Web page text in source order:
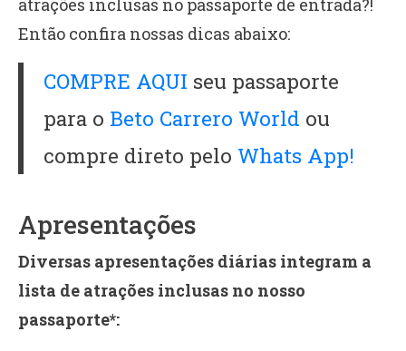
atrações inclusas no passaporte de entrada?!
Então confira nossas dicas abaixo:
COMPRE AQUI seu passaporte
para o Beto Carrero World ou
compre direto pelo Whats App!
Apresentações
Diversas apresentações diárias integram a
lista de atrações inclusas no nosso
passaporte*: